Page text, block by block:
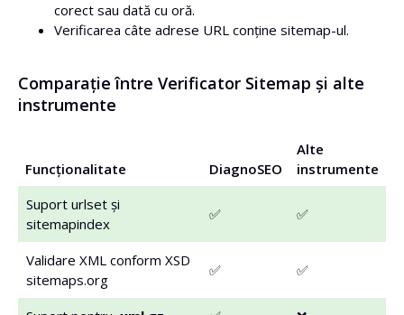
corect sau dată cu oră.
Verificarea câte adrese URL conține sitemap-ul.
Comparație între Verificator Sitemap și alte
instrumente
Funcționalitate DiagnoSEO
Alte
instrumente
Suport urlset și
sitemapindex
✅ ✅
Validare XML conform XSD
sitemaps.org
✅ ✅